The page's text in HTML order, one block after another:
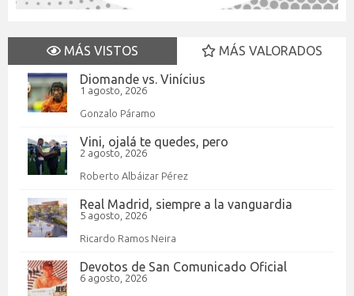
MÁS VISTOS
MÁS VALORADOS
Diomande vs. Vinícius
1 agosto, 2026
Gonzalo Páramo
Vini, ojalá te quedes, pero
2 agosto, 2026
Roberto Albáizar Pérez
Real Madrid, siempre a la vanguardia
5 agosto, 2026
Ricardo Ramos Neira
Devotos de San Comunicado Oficial
6 agosto, 2026